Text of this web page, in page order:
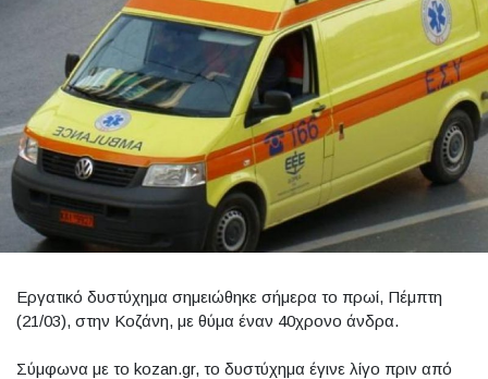
Εργατικό δυστύχημα σημειώθηκε σήμερα το πρωί, Πέμπτη
(21/03), στην Κοζάνη, με θύμα έναν 40χρονο άνδρα.
Σύμφωνα με το kozan.gr, το δυστύχημα έγινε λίγο πριν από